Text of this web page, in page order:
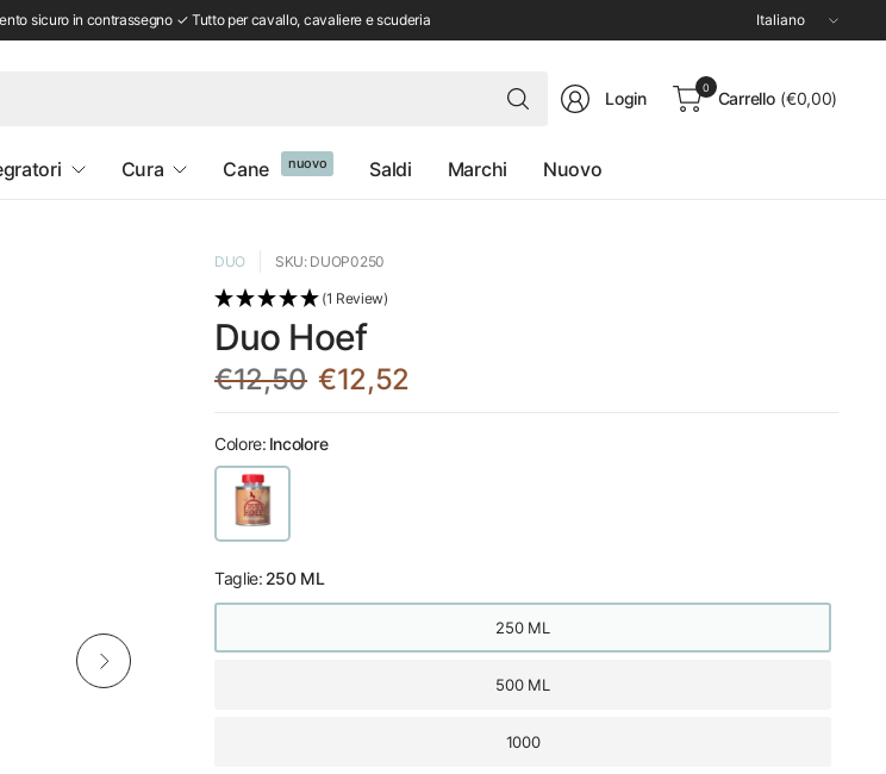
sicuro in contrassegno ✓ Tutto per cavallo, cavaliere e scuderia
Aggiorna
paese/area
Cerca
qualsiasi
Login
0
Carrello (€0,00)
Cura Cane nuovo Saldi Marchi Nuovo
DUO SKU: DUOP0250
(1 Review)
Duo Hoef
€12,50 €12,52
Colore: Incolore
Taglie: 250 ML
250 ML
500 ML
1000